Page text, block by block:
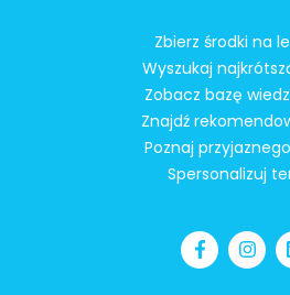
Zbierz środki na
Wyszukaj
Zobacz bazę
Znajdź
Poznaj
Spersonalizuj